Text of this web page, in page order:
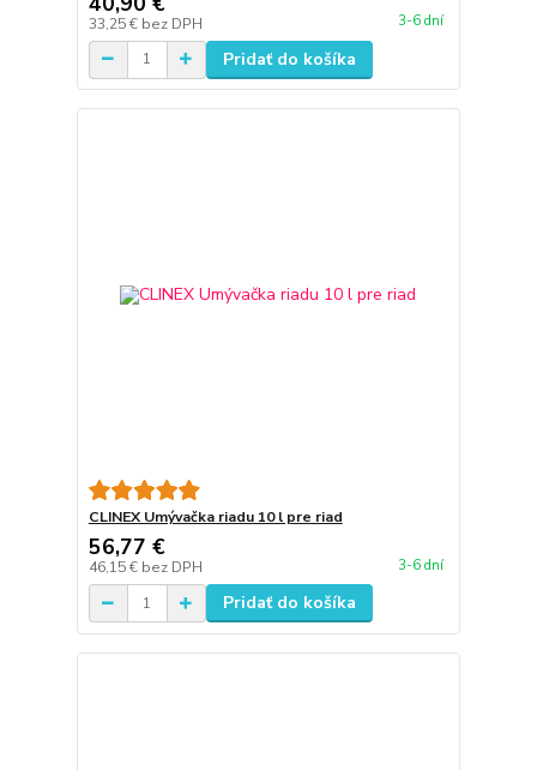
33,25 € bez DPH 3-6 dní
Pridať do košíka
CLINEX Umývačka riadu 10 l pre riad
56,77 €
46,15 € bez DPH 3-6 dní
Pridať do košíka